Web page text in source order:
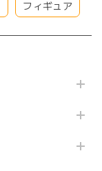
フィギュア